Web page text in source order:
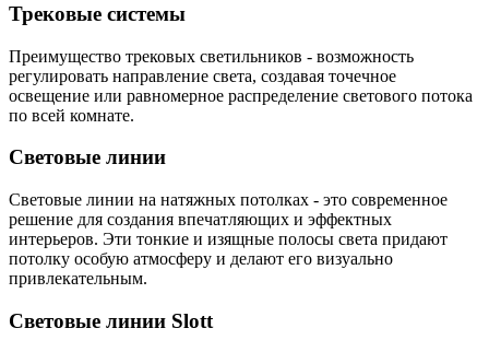
Трековые системы
Преимущество трековых светильников - возможность
регулировать направление света, создавая точечное
освещение или равномерное распределение светового потока
по всей комнате.
Световые линии
Световые линии на натяжных потолках - это современное
решение для создания впечатляющих и эффектных
интерьеров. Эти тонкие и изящные полосы света придают
потолку особую атмосферу и делают его визуально
привлекательным.
Световые линии Slott